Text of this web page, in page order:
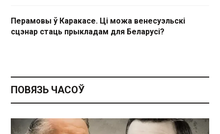
Перамовы ў Каракасе. Ці можа венесуэльскі
сцэнар стаць прыкладам для Беларусі?
ПОВЯЗЬ ЧАСОЎ